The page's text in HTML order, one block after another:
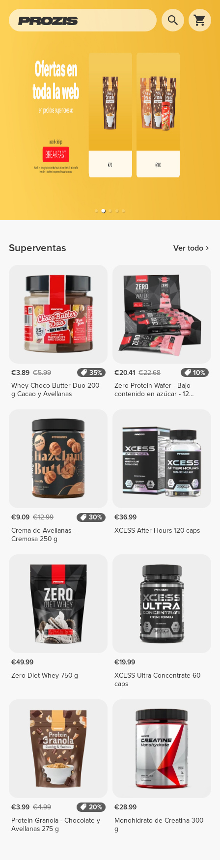
Superventas Ver todo
€3.89 €5.99
35%
Whey Choco Butter Duo 200
g Cacao y Avellanas
€20.41 €22.68
10%
Zero Protein Wafer - Bajo
contenido en azúcar - 12
€9.09 €12.99
30%
Crema de Avellanas -
Cremosa 250 g
€36.99
XCESS After-Hours 120 caps
€49.99
Zero Diet Whey 750 g
€19.99
XCESS Ultra Concentrate 60
caps
€3.99 €4.99
20%
Protein Granola - Chocolate y
Avellanas 275 g
€28.99
Monohidrato de Creatina 300
g